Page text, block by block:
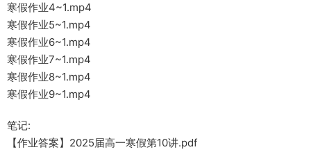
寒假作业4~1.mp4
寒假作业5~1.mp4
寒假作业6~1.mp4
寒假作业7~1.mp4
寒假作业8~1.mp4
寒假作业9~1.mp4
笔记:
【作业答案】2025届高一寒假第10讲.pdf